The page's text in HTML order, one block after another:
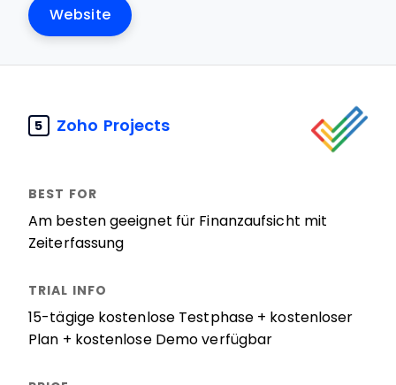
Website
5 Zoho Projects
Am besten geeignet für Finanzaufsicht mit
Zeiterfassung
15-tägige kostenlose Testphase + kostenloser
Plan + kostenlose Demo verfügbar